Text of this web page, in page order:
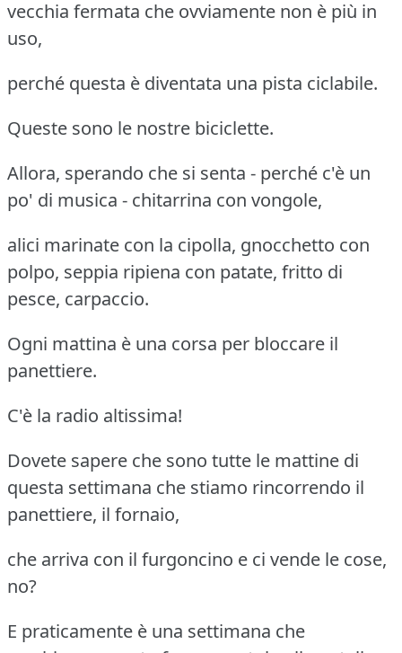
vecchia fermata che ovviamente non è più in
uso,
perché questa è diventata una pista ciclabile.
Queste sono le nostre biciclette.
Allora, sperando che si senta - perché c'è un
po' di musica - chitarrina con vongole,
alici marinate con la cipolla, gnocchetto con
polpo, seppia ripiena con patate, fritto di
pesce, carpaccio.
Ogni mattina è una corsa per bloccare il
panettiere.
C'è la radio altissima!
Dovete sapere che sono tutte le mattine di
questa settimana che stiamo rincorrendo il
panettiere, il fornaio,
che arriva con il furgoncino e ci vende le cose,
no?
E praticamente è una settimana che